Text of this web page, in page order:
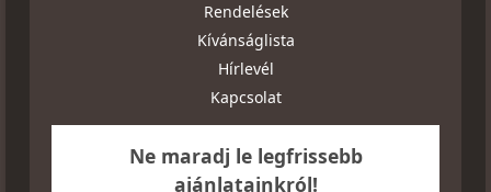
Rendelések
Kívánságlista
Hírlevél
Kapcsolat
Ne maradj le legfrissebb
ajánlatainkról!